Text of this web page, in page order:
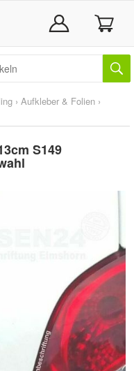
› Aufkleber & Folien ›
S149